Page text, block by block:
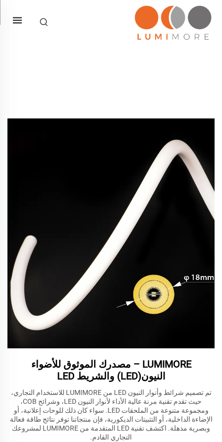
LUMIMORE – مصدرك الموثوق للأضواء
النيون(LED) والشريط LED
تم تصميم شرائط وأنوار النيون LED من LUMIMORE للاستخدام التجاري،
حيث تقدم تقنية مرنة عالية الأداء لأنوار النيون LED، وشرائح COB،
ومجموعة متنوعة من الملحقات LED. سواء كان ذلك للوحات إعلانية، أو
الإضاءة الداخلية، أو التثبيتات الديكورية، فإن منتجاتنا توفر نتائج طاقة فعالة
وبصرية مذهلة. اكتشف تقنية LED المتقدمة من LUMIMORE لمشروعك
التجاري القادم.